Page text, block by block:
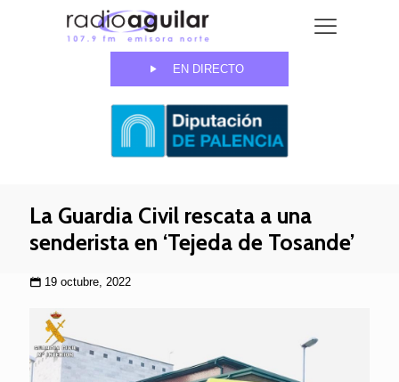
EN DIRECTO
La Guardia Civil rescata a una
senderista en ‘Tejeda de Tosande’
19 octubre, 2022